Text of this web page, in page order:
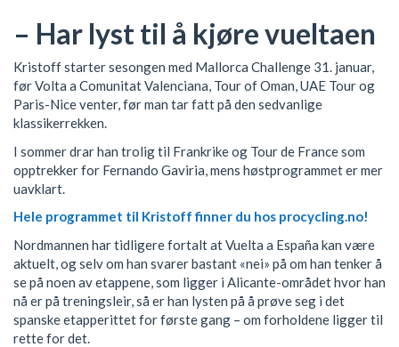
– Har lyst til å kjøre vueltaen
Kristoff starter sesongen med Mallorca Challenge 31. januar,
før Volta a Comunitat Valenciana, Tour of Oman, UAE Tour og
Paris-Nice venter, før man tar fatt på den sedvanlige
klassikerrekken.
I sommer drar han trolig til Frankrike og Tour de France som
opptrekker for Fernando Gaviria, mens høstprogrammet er mer
uavklart.
Hele programmet til Kristoff finner du hos procycling.no!
Nordmannen har tidligere fortalt at Vuelta a España kan være
aktuelt, og selv om han svarer bastant «nei» på om han tenker å
se på noen av etappene, som ligger i Alicante-området hvor han
nå er på treningsleir, så er han lysten på å prøve seg i det
spanske etapperittet for første gang – om forholdene ligger til
rette for det.